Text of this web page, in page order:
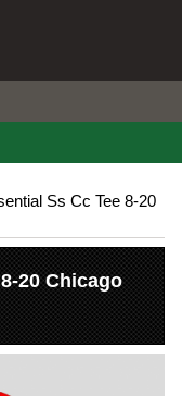
Ss Cc Tee 8-20
20 Chicago